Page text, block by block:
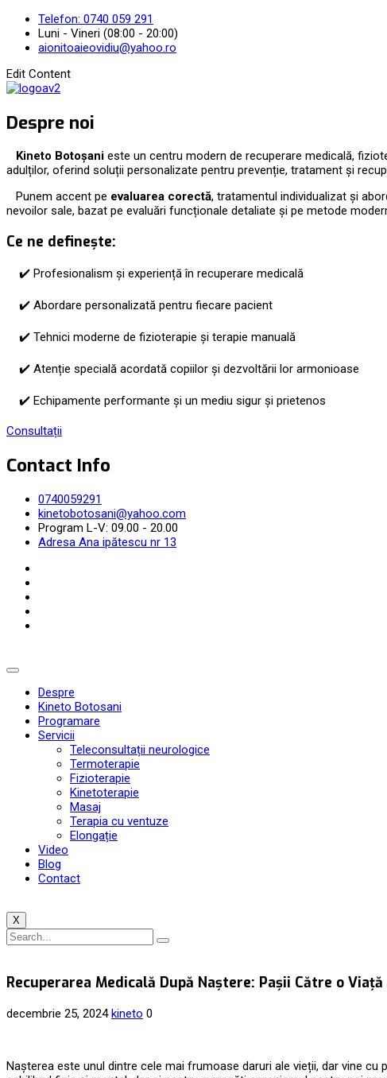
Telefon: 0740 059 291
Luni - Vineri (08:00 - 20:00)
aionitoaieovidiu@yahoo.ro
Edit Content
Despre noi
Kineto Botoșani este un centru modern de recuperare medicală,
adulților, oferind soluții personalizate pentru prevenție, tratament și
Punem accent pe evaluarea corectă, tratamentul individualizat și
nevoilor sale, bazat pe evaluări funcționale detaliate și pe metode
Ce ne definește:
✔️ Profesionalism și experiență în recuperare medicală
✔️ Abordare personalizată pentru fiecare pacient
✔️ Tehnici moderne de fizioterapie și terapie manuală
✔️ Atenție specială acordată copiilor și dezvoltării lor armonioase
✔️ Echipamente performante și un mediu sigur și prietenos
Consultații
Contact Info
0740059291
kinetobotosani@yahoo.com
Program L-V: 09.00 - 20.00
Adresa Ana ipătescu nr 13
Despre
Kineto Botosani
Programare
Servicii
Teleconsultații neurologice
Termoterapie
Fizioterapie
Kinetoterapie
Masaj
Terapia cu ventuze
Elongație
Video
Blog
Contact
X
Recuperarea Medicală După Naștere: Pașii Către o
decembrie 25, 2024 kineto 0
Nașterea este unul dintre cele mai frumoase daruri ale vieții, dar vine